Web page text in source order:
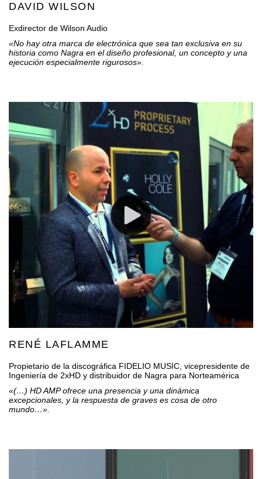
DAVID WILSON
Exdirector de Wilson Audio
«No hay otra marca de electrónica que sea tan exclusiva en su
historia como Nagra en el diseño profesional, un concepto y una
ejecución especialmente rigurosos».
RENÉ LAFLAMME
Propietario de la discográfica FIDELIO MUSIC, vicepresidente de
Ingeniería de 2xHD y distribuidor de Nagra para Norteamérica
«(…) HD AMP ofrece una presencia y una dinámica
excepcionales, y la respuesta de graves es cosa de otro
mundo…».